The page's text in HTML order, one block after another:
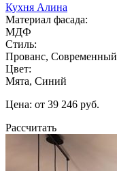
Кухня Алина
Материал фасада:
МДФ
Стиль:
Прованс, Современный
Цвет:
Мята, Синий
Цена: от 39 246 руб.
Рассчитать